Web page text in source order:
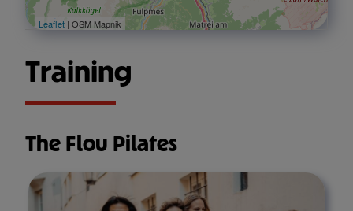
Leaflet| OSM Mapnik
Training
The Flou Pilates